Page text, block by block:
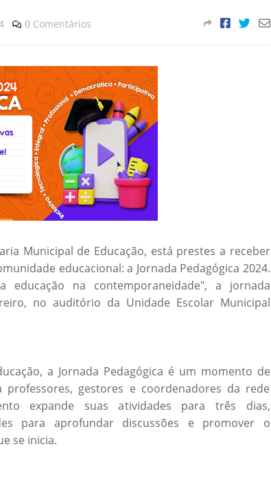
0 Comentários
Municipal de Educação, está prestes a receber
educacional: a Jornada Pedagógica 2024.
na contemporaneidade", a jornada
no auditório da Unidade Escolar Municipal
a Jornada Pedagógica é um momento de
gestores e coordenadores da rede
expande suas atividades para três dias,
para aprofundar discussões e promover o
se inicia.